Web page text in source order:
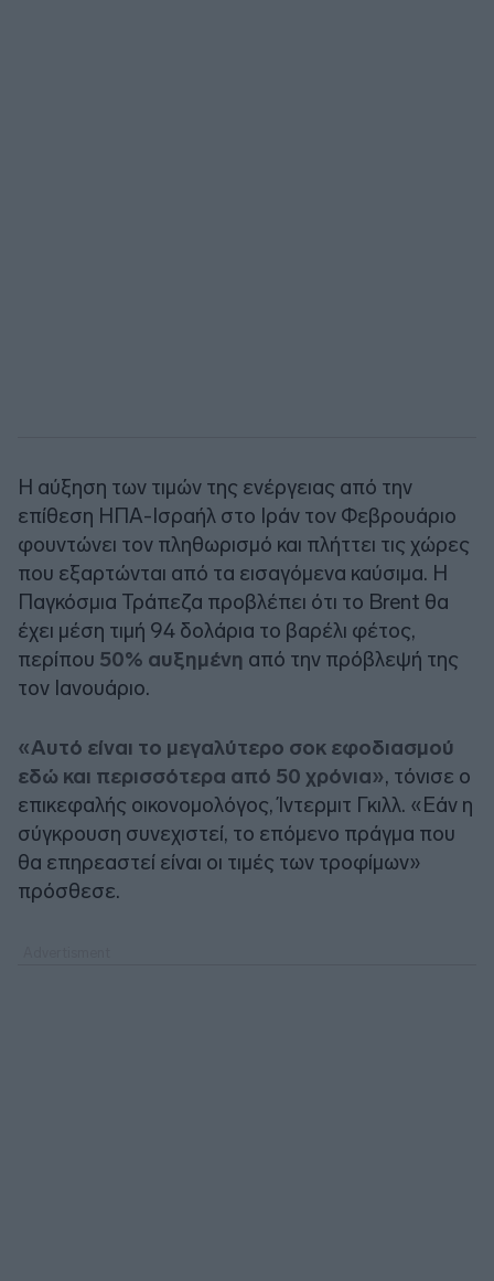
Η αύξηση των τιμών της ενέργειας από την
επίθεση ΗΠΑ-Ισραήλ στο Ιράν τον Φεβρουάριο
φουντώνει τον πληθωρισμό και πλήττει τις χώρες
που εξαρτώνται από τα εισαγόμενα καύσιμα. Η
Παγκόσμια Τράπεζα προβλέπει ότι το Brent θα
έχει μέση τιμή 94 δολάρια το βαρέλι φέτος,
περίπου 50% αυξημένη από την πρόβλεψή της
τον Ιανουάριο.
«Αυτό είναι το μεγαλύτερο σοκ εφοδιασμού
εδώ και περισσότερα από 50 χρόνια», τόνισε ο
επικεφαλής οικονομολόγος, Ίντερμιτ Γκιλλ. «Εάν η
σύγκρουση συνεχιστεί, το επόμενο πράγμα που
θα επηρεαστεί είναι οι τιμές των τροφίμων»
πρόσθεσε.